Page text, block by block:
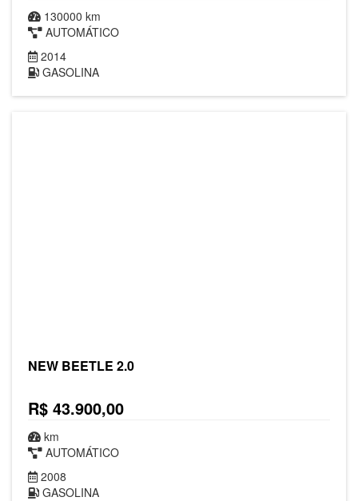
130000 km
AUTOMÁTICO
2014
GASOLINA
NEW BEETLE 2.0
R$ 43.900,00
km
AUTOMÁTICO
2008
GASOLINA